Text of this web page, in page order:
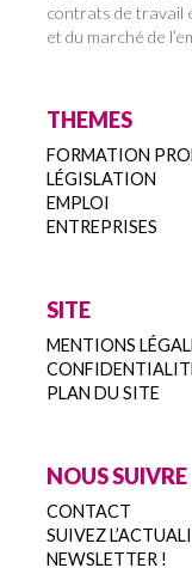
contrats de travail
et du marché de
THEMES
FORMATION
LÉGISLATION
EMPLOI
ENTREPRISES
SITE
MENTIONS
PLAN DU SITE
NOUS SUIVRE
CONTACT
SUIVEZ
NEWSLETTER !